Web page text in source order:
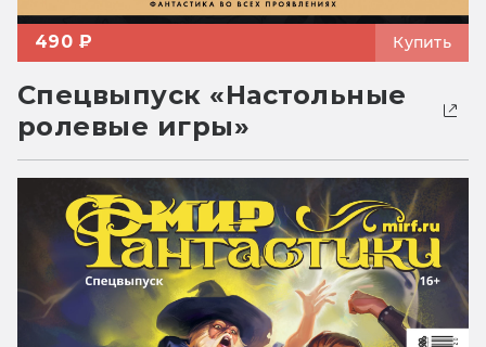
490 ₽ Купить
Спецвыпуск «Настольные
ролевые игры»